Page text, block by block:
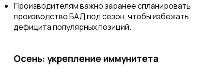
Производителям важно заранее спланировать
производство БАД под сезон, чтобы избежать
дефицита популярных позиций.
Осень: укрепление иммунитета